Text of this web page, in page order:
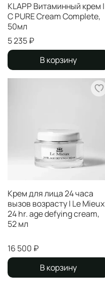
KLAPP Витаминный крем |
C PURE Cream Complete,
50мл
5 235 ₽
В корзину
Крем для лица 24 часа
вызов возрасту | Le Mieux
24 hr. age defying cream,
52 мл
16 500 ₽
В корзину